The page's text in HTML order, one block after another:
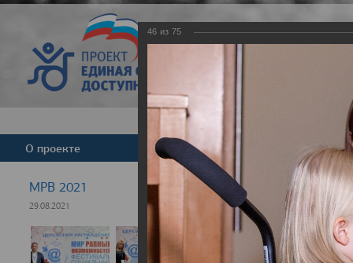
Версия для
О проекте Команда
МРВ 2021
29.08.2021
46 из 75